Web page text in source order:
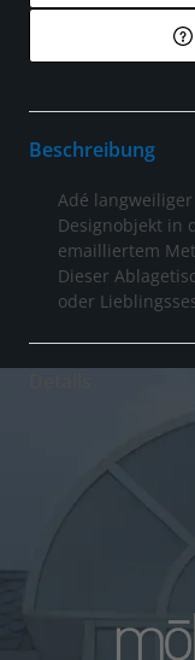
Beschreibung
Adé
Designobjekt in
emailliertem
Dieser
oder